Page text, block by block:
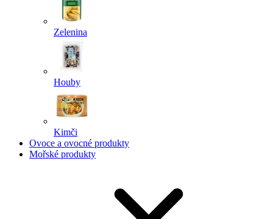
Zelenina
Houby
Kimči
Ovoce a ovocné produkty
Mořské produkty